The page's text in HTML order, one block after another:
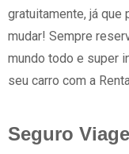
gratuitamente, já
mudar! Sempre
mundo todo e super
seu carro com a
Seguro